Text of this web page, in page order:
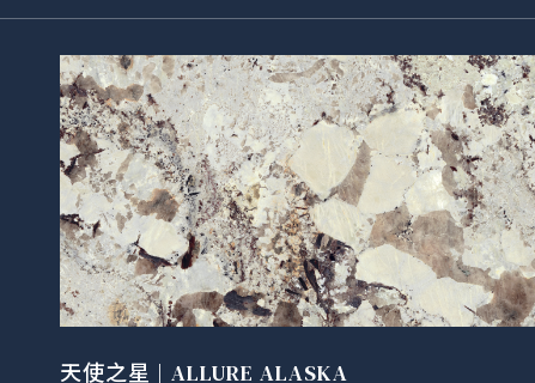
天使之星 | ALLURE ALASKA